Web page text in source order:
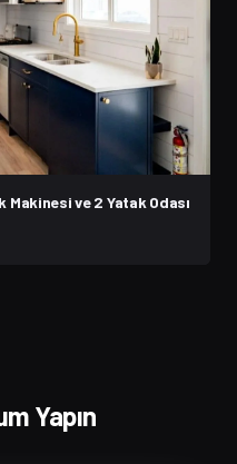
Makinesi ve 2 Yatak Odası
Yapın